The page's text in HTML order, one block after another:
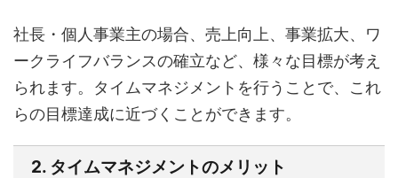
社長・個人事業主の場合、売上向上、事業拡大、ワ
ークライフバランスの確立など、様々な目標が考え
られます。タイムマネジメントを行うことで、これ
らの目標達成に近づくことができます。
2. タイムマネジメントのメリット